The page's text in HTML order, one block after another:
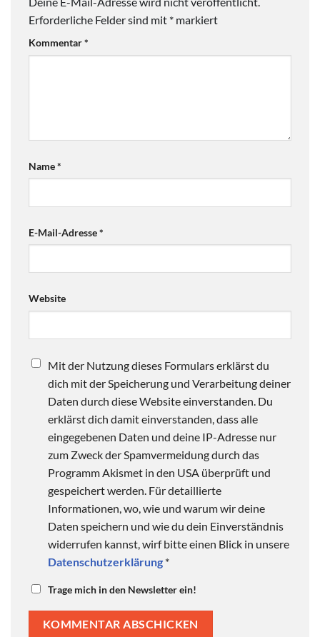
Erforderliche Felder sind mit * markiert
Kommentar*
Name*
E-Mail-Adresse*
Website
Mit der Nutzung dieses Formulars erklärst du
dich mit der Speicherung und Verarbeitung deiner
Daten durch diese Website einverstanden. Du
erklärst dich damit einverstanden, dass alle
eingegebenen Daten und deine IP-Adresse nur
zum Zweck der Spamvermeidung durch das
Programm Akismet in den USA überprüft und
gespeichert werden. Für detaillierte
Informationen, wo, wie und warum wir deine
Daten speichern und wie du dein Einverständnis
widerrufen kannst, wirf bitte einen Blick in unsere
Datenschutzerklärung *
Trage mich in den Newsletter ein!